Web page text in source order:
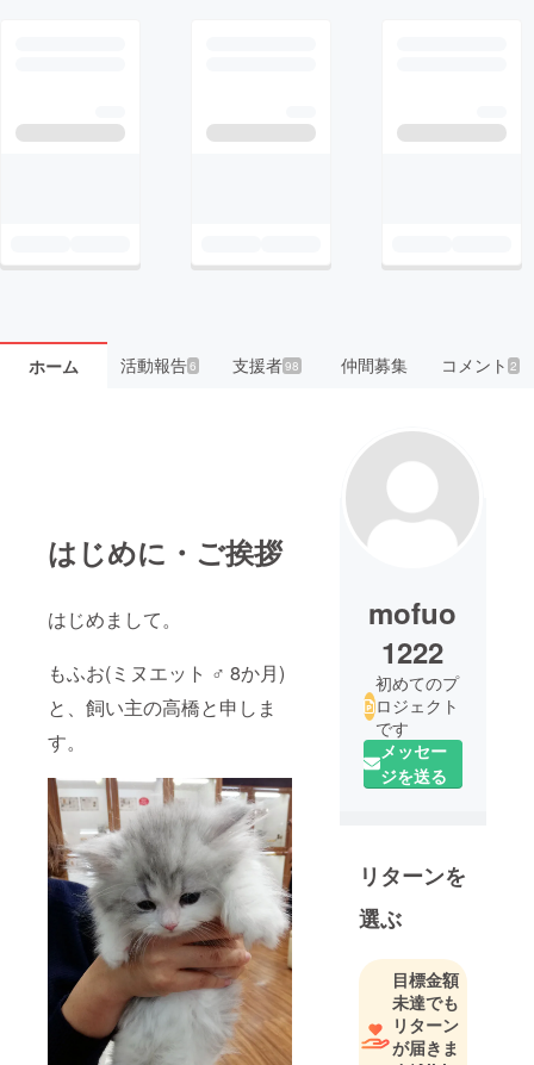
ホーム 活動報告6 支援者98 仲間募集 コメント 2
はじめに・ご挨拶
はじめまして。
もふお(ミヌエット ♂ 8か月)
と、飼い主の高橋と申しま
す。
mofuo
1222
初めてのプ
ロジェクト
です
メッセー
ジを送る
リターンを
選ぶ
目標金額
未達でも
リターン
が届きま